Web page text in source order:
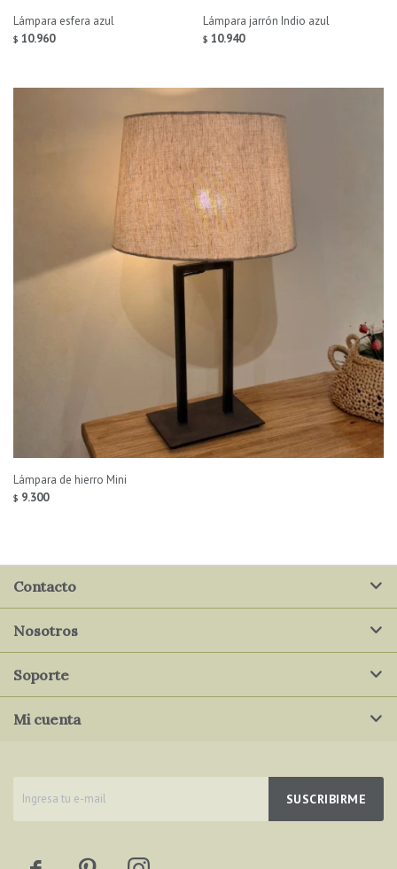
Lámpara esfera azul
$ 10.960
Lámpara jarrón Indio azul
$ 10.940
Lámpara de hierro Mini
$ 9.300
SUSCRIBIRME
Contacto
Nosotros
Soporte
Mi cuenta